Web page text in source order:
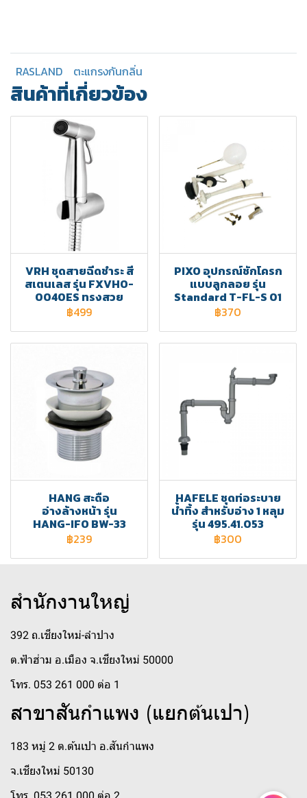
RASLAND ตะแกรงกันกลิ่น
สินค้าที่เกี่ยวข้อง
VRH ชุดสายฉีดชำระ สี
สเตนเลส รุ่น FXVHO-
0040ES ทรงสวย
฿499
PIXO อุปกรณ์ชักโครก
แบบลูกลอย รุ่น
Standard T-FL-S 01
฿370
HANG สะดือ
อ่างล้างหน้า รุ่น
HANG-IFO BW-33
฿239
HAFELE ชุดท่อระบาย
น้ำทิ้ง สำหรับอ่าง 1 หลุม
รุ่น 495.41.053
฿300
สำนักงานใหญ่
392 ถ.เชียงใหม่-ลำปาง
ต.ฟ้าฮ่าม อ.เมือง จ.เชียงใหม่ 50000
โทร. 053 261 000 ต่อ 1
สาขาสันกำแพง (แยกต้นเปา)
183 หมู่ 2 ต.ต้นเปา อ.สันกำแพง
จ.เชียงใหม่ 50130